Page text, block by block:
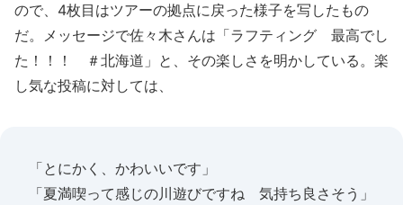
ので、4枚目はツアーの拠点に戻った様子を写したもの
だ。メッセージで佐々木さんは「ラフティング 最高でし
た！！！ ＃北海道」と、その楽しさを明かしている。楽
し気な投稿に対しては、
「とにかく、かわいいです」
「夏満喫って感じの川遊びですね 気持ち良さそう」